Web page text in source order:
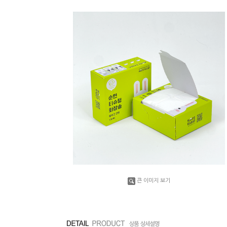
큰 이미지 보기